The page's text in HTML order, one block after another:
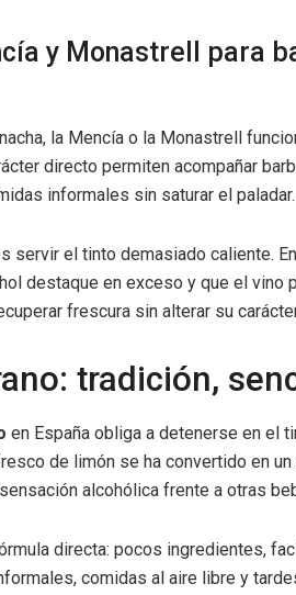
y Monastrell para
la Mencía o la Monastrell
directo permiten acompañar
informales sin saturar el paladar.
servir el tinto demasiado caliente. En
destaque en exceso y que el vino
frescura sin alterar su
tradición,
en España obliga a detenerse en el
de limón se ha convertido en
alcohólica frente a otras
directa: pocos ingredientes,
comidas al aire libre y